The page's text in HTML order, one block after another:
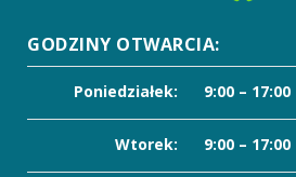
GODZINY OTWARCIA:
Poniedziałek: 9:00 – 17:00
Wtorek: 9:00 – 17:00